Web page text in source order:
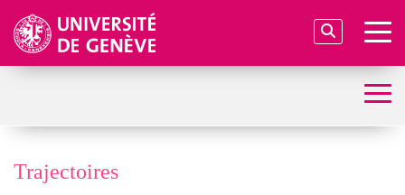
Trajectoires